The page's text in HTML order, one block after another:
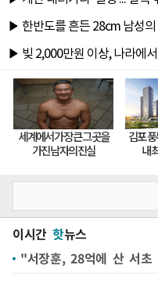
이시간 핫뉴스
"서장훈, 28억에 산 서